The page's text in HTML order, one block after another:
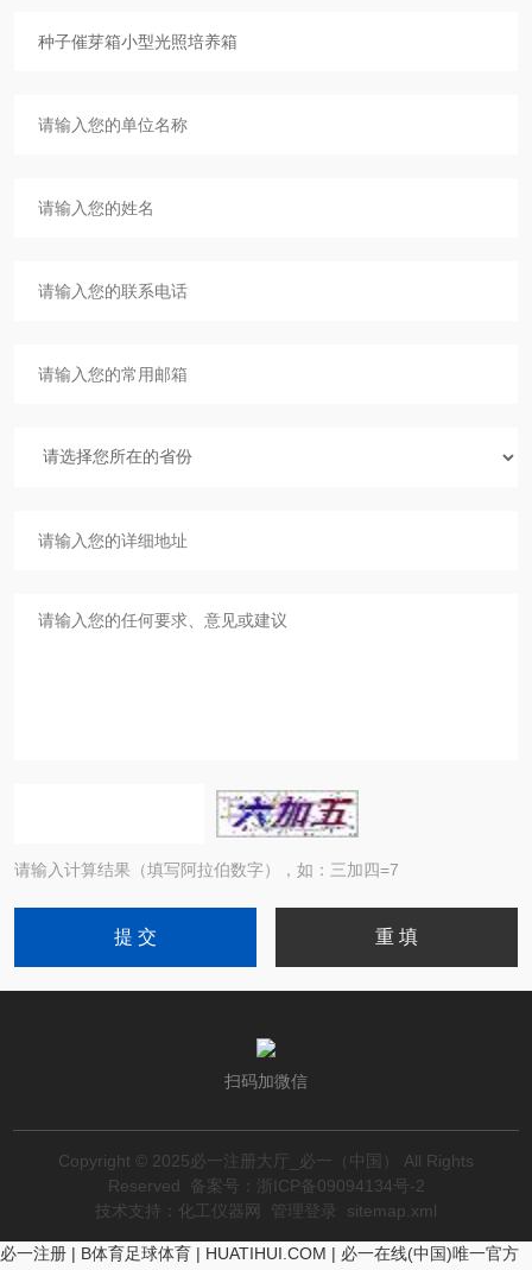
请输入计算结果（填写阿拉伯数字），如：三加四=7
扫码加微信
Copyright © 2025必一注册大厅_必一（中国） All Rights
Reserved
备案号：浙ICP备09094134号-2
技术支持： 化工仪器网 管理登录 sitemap.xml
必一注册 | B体育足球体育 | HUATIHUI.COM | 必一在线(中国)唯一官方